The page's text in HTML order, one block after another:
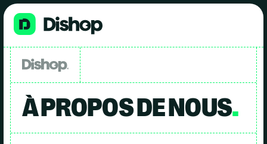
À PROPOS DE NOUS.